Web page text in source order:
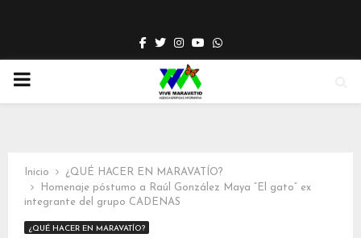
Facebook
TwitterInstagram
YoutubeWhatsapp
PRIMARY
Inicio
¿QUÉ HACER EN MARAVATÍO?
Homenaje póstumo a Raúl González Maya “El gato” ex
integrante del grupo CADENAS
¿QUÉ HACER EN MARAVATÍO?